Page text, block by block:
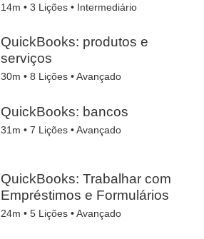
14m •3 Lições • Intermediário
QuickBooks: produtos e
serviços
30m •8 Lições • Avançado
QuickBooks: bancos
31m •7 Lições • Avançado
QuickBooks: Trabalhar com
Empréstimos e Formulários
24m •5 Lições • Avançado